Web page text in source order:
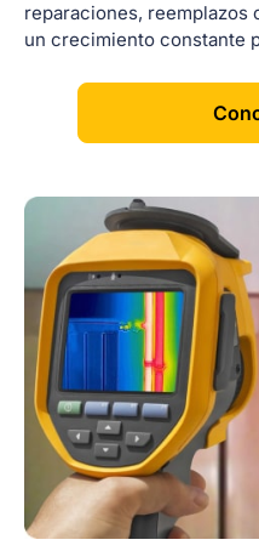
reparaciones, reemplazos
un crecimiento constante
[